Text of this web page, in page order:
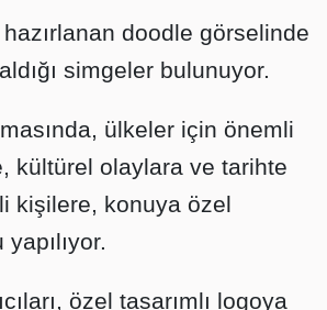
hazırlanan doodle görselinde
simgeler bulunuyor.
ülkeler için önemli
kültürel olaylara ve tarihte
kişilere, konuya özel
özel tasarımlı logoya